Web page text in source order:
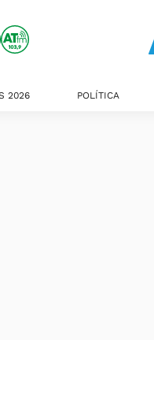
2026 POLÍTICA